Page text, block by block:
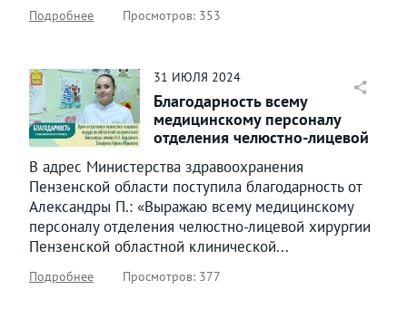
Подробнее Просмотров: 353
31 ИЮЛЯ 2024
Благодарность всему
медицинскому персоналу
отделения челюстно-лицевой
В адрес Министерства здравоохранения
Пензенской области поступила благодарность от
Александры П.: «Выражаю всему медицинскому
персоналу отделения челюстно-лицевой хирургии
Пензенской областной клинической...
Подробнее Просмотров: 377